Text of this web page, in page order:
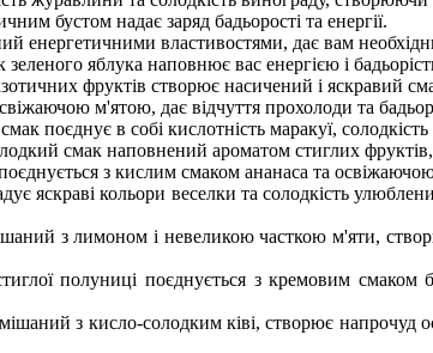
бустом надає заряд бадьорості та енергії.
енергетичними властивостями, дає вам
яблука наповнює вас енергією і
фруктів створює насичений і яскравий
м'ятою, дає відчуття прохолоди та
поєднує в собі кислотність маракуї,
смак наповнений ароматом стиглих фруктів,
з кислим смаком ананаса та
яскраві кольори веселки та солодкість
з лимоном і невеликою часткою м'яти,
полуниці поєднується з кремовим
з кисло-солодким ківі, створює